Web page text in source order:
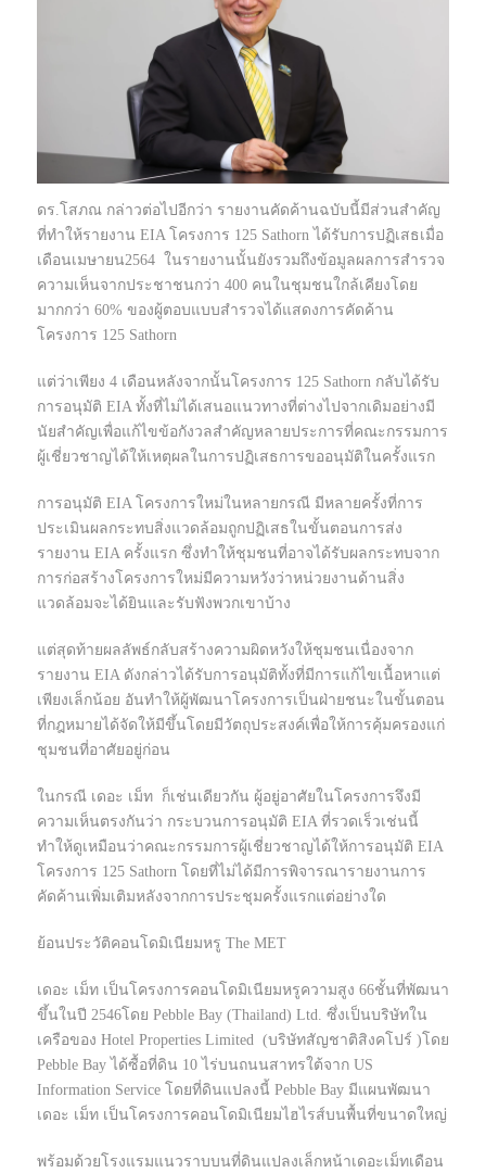
ดร.โสภณ กล่าวต่อไปอีกว่า รายงานคัดค้านฉบับนี้มีส่วนสำคัญ
ที่ทำให้รายงาน EIA โครงการ 125 Sathorn ได้รับการปฏิเสธเมื่อ
เดือนเมษายน2564 ในรายงานนั้นยังรวมถึงข้อมูลผลการสำรวจ
ความเห็นจากประชาชนกว่า 400 คนในชุมชนใกล้เคียงโดย
มากกว่า 60% ของผู้ตอบแบบสำรวจได้แสดงการคัดค้าน
โครงการ 125 Sathorn
แต่ว่าเพียง 4 เดือนหลังจากนั้นโครงการ 125 Sathorn กลับได้รับ
การอนุมัติ EIA ทั้งที่ไม่ได้เสนอแนวทางที่ต่างไปจากเดิมอย่างมี
นัยสำคัญเพื่อแก้ไขข้อกังวลสำคัญหลายประการที่คณะกรรมการ
ผู้เชี่ยวชาญได้ให้เหตุผลในการปฏิเสธการขออนุมัติในครั้งแรก
การอนุมัติ EIA โครงการใหม่ในหลายกรณี มีหลายครั้งที่การ
ประเมินผลกระทบสิ่งแวดล้อมถูกปฏิเสธในขั้นตอนการส่ง
รายงาน EIA ครั้งแรก ซึ่งทำให้ชุมชนที่อาจได้รับผลกระทบจาก
การก่อสร้างโครงการใหม่มีความหวังว่าหน่วยงานด้านสิ่ง
แวดล้อมจะได้ยินและรับฟังพวกเขาบ้าง
แต่สุดท้ายผลลัพธ์กลับสร้างความผิดหวังให้ชุมชนเนื่องจาก
รายงาน EIA ดังกล่าวได้รับการอนุมัติทั้งที่มีการแก้ไขเนื้อหาแต่
เพียงเล็กน้อย อันทำให้ผู้พัฒนาโครงการเป็นฝ่ายชนะในขั้นตอน
ที่กฎหมายได้จัดให้มีขึ้นโดยมีวัตถุประสงค์เพื่อให้การคุ้มครองแก่
ชุมชนที่อาศัยอยู่ก่อน
ในกรณี เดอะ เม็ท ก็เช่นเดียวกัน ผู้อยู่อาศัยในโครงการจึงมี
ความเห็นตรงกันว่า กระบวนการอนุมัติ EIA ที่รวดเร็วเช่นนี้
ทำให้ดูเหมือนว่าคณะกรรมการผู้เชี่ยวชาญได้ให้การอนุมัติ EIA
โครงการ 125 Sathorn โดยที่ไม่ได้มีการพิจารณารายงานการ
คัดค้านเพิ่มเติมหลังจากการประชุมครั้งแรกแต่อย่างใด
ย้อนประวัติคอนโดมิเนียมหรู The MET
เดอะ เม็ท เป็นโครงการคอนโดมิเนียมหรูความสูง 66ชั้นที่พัฒนา
ขึ้นในปี 2546โดย Pebble Bay (Thailand) Ltd. ซึ่งเป็นบริษัทใน
เครือของ Hotel Properties Limited (บริษัทสัญชาติสิงคโปร์ )โดย
Pebble Bay ได้ซื้อที่ดิน 10 ไร่บนถนนสาทรใต้จาก US
Information Service โดยที่ดินแปลงนี้ Pebble Bay มีแผนพัฒนา
เดอะ เม็ท เป็นโครงการคอนโดมิเนียมไฮไรส์บนพื้นที่ขนาดใหญ่
พร้อมด้วยโรงแรมแนวราบบนที่ดินแปลงเล็กหน้าเดอะเม็ทเดือน